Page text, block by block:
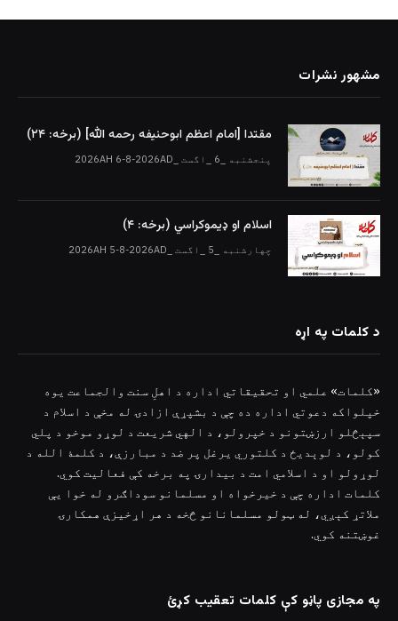
مشهور نشرات
مقتدا [امام اعظم ابوحنیفه رحمه الله‎] (برخه: ۲۴)
پنجشنبه _6 _اگست _2026AH 6-8-2026AD
اسلام او ډیموکراسي (برخه: ۴)
چهارشنبه _5 _اگست _2026AH 5-8-2026AD
د کلمات په اړه
«کلمات» علمي او تحقیقاتي اداره د اهلِ سنت والجماعت یوه
خپلواکه دعوتي اداره ده چې د بشپړې ازادۍ له مخې د اسلام د
سپېڅلو ارزښتونو د خپرولو، د الهي شریعت د لوړو موخو د پلي
کولو، د لوېدیځ د کلتوري یرغل پر ضد د مبارزې، د کلمۀ الله د
لوړولو او د اسلامي امت د بیدارۍ په برخه کې فعالیت کوي.
کلمات اداره چې د خیرخواه او مسلمانو سوداګرو له خوا یې
ملاتړ کېږي، له ټولو مسلمانانو څخه د هر اړخیزې همکارۍ
غوښتنه کوي.
په مجازی پاڼو کې کلمات تعقیب کړئ